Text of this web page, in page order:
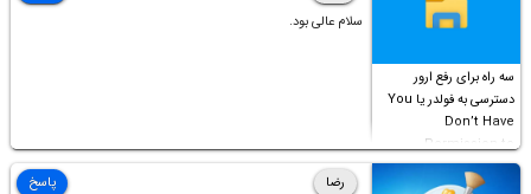
سه راه برای رفع ارور
دسترسی به فولدر یا You
Don’t Have
Permission to
Access this folder
سلام عالی بود.
رضا
پاسخ